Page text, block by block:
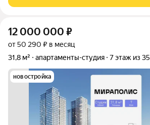
12 000 000 ₽
от 50 290 ₽ в месяц
31,8 м²
апартаменты-студия 7 этаж из 35
новостройка